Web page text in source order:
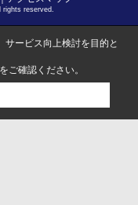
reserved.
サービス向上検討を目的と
をご確認ください。